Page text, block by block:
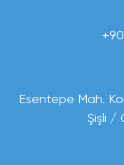
Esentepe Mah.
Şişli /